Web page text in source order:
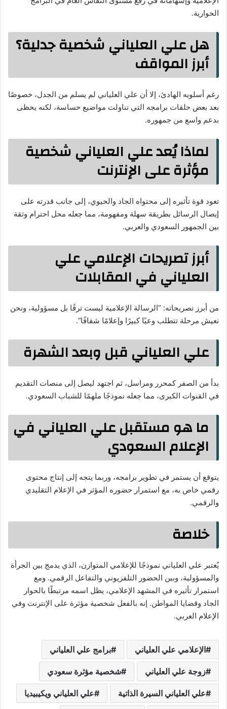
الحوارية.
هل علي العلياني شخصية جدلية؟
أبرز المواقف
رغم أسلوبه الهادئ، إلا أن علي العلياني لم يسلم من الجدل، خصوصًا
بعد بعض حلقات برامجه التي تناولت مواضيع حساسة، لكنه يحظى
بدعم واسع من جمهوره.
لماذا يُعد علي العلياني شخصية
مؤثرة على الإنترنت
تعود قوة تأثيره إلى محتواه الجاد والحيوي، إلى جانب قدرته على
إيصال الرسائل بطريقة سهلة ومفهومة، مما جعله محل احترام وثقة
بين الجمهور السعودي والعربي.
أبرز تصريحات الإعلامي علي
العلياني في المقابلات
من أبرز تصريحاته: “الرسالة الإعلامية ليست ترفًا بل مسؤولية، ونحن
نعيش مرحلة تتطلب وعيًا كبيرًا وإعلامًا شفافًا”.
علي العلياني قبل وبعد الشهرة
بدأ من الصفر كمحرر ومراسل، ثم اجتهد ليصل إلى منصات التقديم
في القنوات الكبرى، مما جعله نموذجًا ملهمًا للشباب السعودي.
ما هو مستقبل علي العلياني في
الإعلام السعودي
يتوقع أن يستمر في تطوير برامجه، وربما يتجه إلى إنتاج محتوى
رقمي خاص به، مع استمرار حضوره المؤثر في الإعلام التقليدي
والرقمي.
خلاصة
يُعتبر علي العلياني نموذجًا للإعلامي المتوازن، الذي يدمج بين الجرأة
والمسؤولية، وبين الحضور التلفزيوني والتفاعل الرقمي. ومع
استمرار تأثيره في المشهد الإعلامي، يظل اسمه مرتبطًا بالحوار
الجاد وقضايا المواطن. إنه بالفعل شخصية مؤثرة على الإنترنت وفي
الإعلام العربي.
الإعلامي علي العلياني برامج علي العلياني
زوجة علي العلياني شخصية مؤثرة سعودي
علي العلياني السيرة الذاتية علي العلياني ويكيبيديا